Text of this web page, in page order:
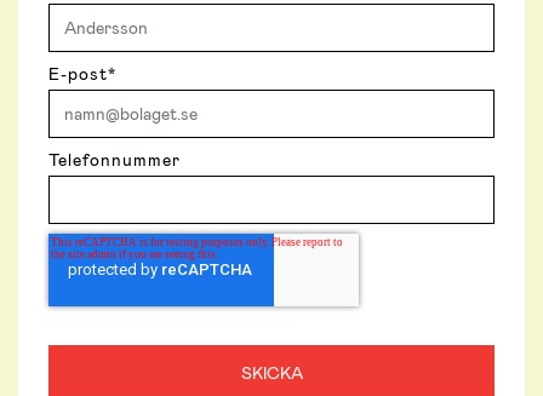
E-post*
Telefonnummer